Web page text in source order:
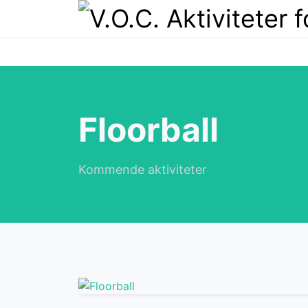
Floorball
Kommende aktiviteter